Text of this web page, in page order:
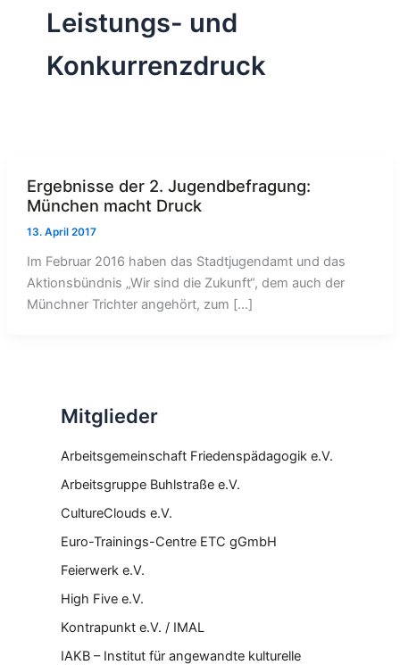
Leistungs- und
Konkurrenzdruck
Ergebnisse der 2. Jugendbefragung:
München macht Druck
13. April 2017
Im Februar 2016 haben das Stadtjugendamt und das
Aktionsbündnis „Wir sind die Zukunft“, dem auch der
Münchner Trichter angehört, zum […]
Mitglieder
Arbeitsgemeinschaft Friedenspädagogik e.V.
Arbeitsgruppe Buhlstraße e.V.
CultureClouds e.V.
Euro-Trainings-Centre ETC gGmbH
Feierwerk e.V.
High Five e.V.
Kontrapunkt e.V. / IMAL
IAKB – Institut für angewandte kulturelle